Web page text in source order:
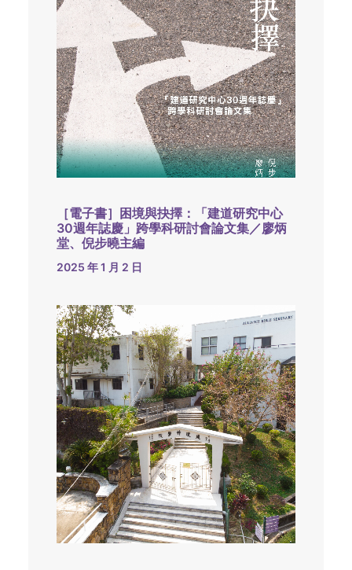
［電子書］困境與抉擇：「建道研究中心
30週年誌慶」跨學科研討會論文集／廖炳
堂、倪步曉主編
2025 年 1 月 2 日